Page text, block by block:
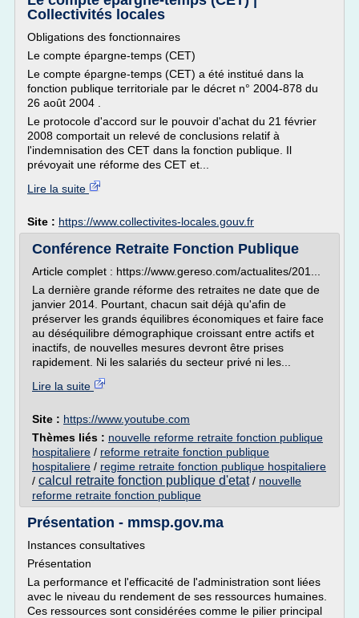
Collectivités locales
Obligations des fonctionnaires
Le compte épargne-temps (CET)
Le compte épargne-temps (CET) a été institué dans la
fonction publique territoriale par le décret n° 2004-878 du
26 août 2004 .
Le protocole d'accord sur le pouvoir d'achat du 21 février
2008 comportait un relevé de conclusions relatif à
l'indemnisation des CET dans la fonction publique. Il
prévoyait une réforme des CET et...
Lire la suite
Site : https://www.collectivites-locales.gouv.fr
Conférence Retraite Fonction Publique
Article complet : https://www.gereso.com/actualites/201...
La dernière grande réforme des retraites ne date que de
janvier 2014. Pourtant, chacun sait déjà qu'afin de
préserver les grands équilibres économiques et faire face
au déséquilibre démographique croissant entre actifs et
inactifs, de nouvelles mesures devront être prises
rapidement. Ni les salariés du secteur privé ni les...
Lire la suite
Site : https://www.youtube.com
Thèmes liés : nouvelle reforme retraite fonction publique
hospitaliere / reforme retraite fonction publique
hospitaliere / regime retraite fonction publique hospitaliere
/ calcul retraite fonction publique d'etat/ nouvelle
reforme retraite fonction publique
Présentation - mmsp.gov.ma
Instances consultatives
Présentation
La performance et l'efficacité de l'administration sont liées
avec le niveau du rendement de ses ressources humaines.
Ces ressources sont considérées comme le pilier principal